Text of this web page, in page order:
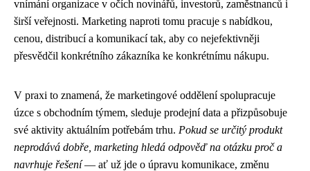
vnímání organizace v očích novinářů, investorů, zaměstnanců i
širší veřejnosti. Marketing naproti tomu pracuje s nabídkou,
cenou, distribucí a komunikací tak, aby co nejefektivněji
přesvědčil konkrétního zákazníka ke konkrétnímu nákupu.
V praxi to znamená, že marketingové oddělení spolupracuje
úzce s obchodním týmem, sleduje prodejní data a přizpůsobuje
své aktivity aktuálním potřebám trhu. Pokud se určitý produkt
neprodává dobře, marketing hledá odpověď na otázku proč a
navrhuje řešení— ať už jde o úpravu komunikace, změnu